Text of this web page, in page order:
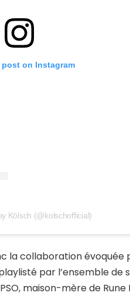
on Instagram
Kölsch (@kolschofficial)
collaboration évoquée
par l’ensemble de
maison-mère de Rune